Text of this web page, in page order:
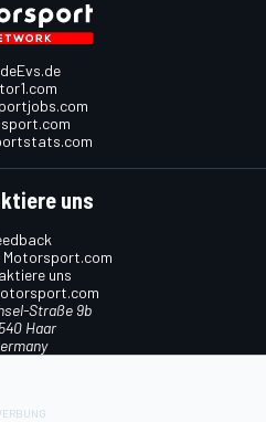
uns
Motorsport.com
uns
Straße 9b
Haar
verwalten